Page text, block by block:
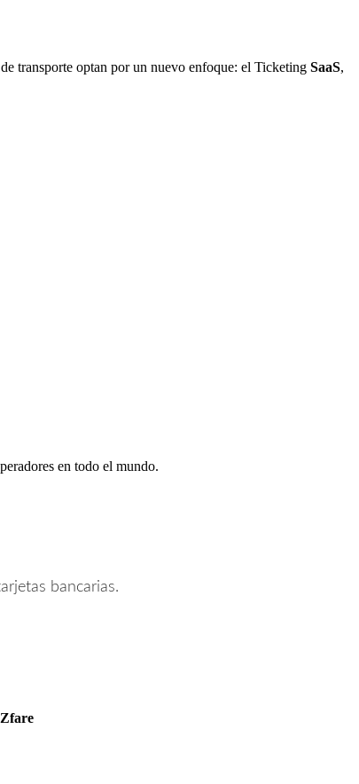
transporte optan por un nuevo enfoque: el Ticketing SaaS,
en todo el mundo.
bancarias.